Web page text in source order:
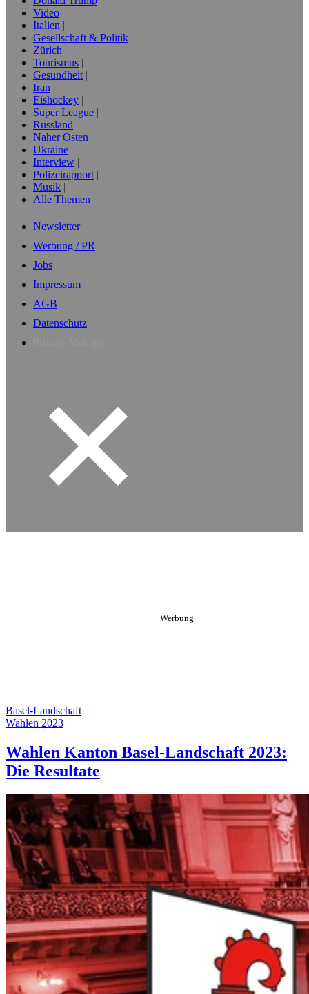
Video
Italien
Gesellschaft & Politik
Zürich
Tourismus
Gesundheit
Iran
Eishockey
Super League
Russland
Naher Osten
Ukraine
Interview
Polizeirapport
Musik
Alle Themen
Newsletter
Werbung / PR
Jobs
Impressum
AGB
Datenschutz
Basel-Landschaft
Wahlen 2023
Wahlen Kanton Basel-Landschaft 2023:
Die Resultate